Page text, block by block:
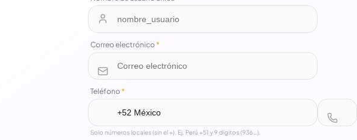
Correo electrónico *
Teléfono *
Solo números locales (sin el +). Ej. Perú +51 y 9 dígitos (936…).